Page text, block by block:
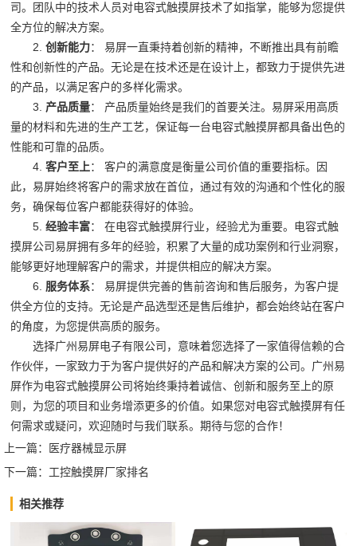
司。团队中的技术人员对电容式触摸屏技术了如指掌，能够为您提供
全方位的解决方案。
2.创新能力： 易屏一直秉持着创新的精神，不断推出具有前瞻
性和创新性的产品。无论是在技术还是在设计上，都致力于提供先进
的产品，以满足客户的多样化需求。
3. 产品质量： 产品质量始终是我们的首要关注。易屏采用高质
量的材料和先进的生产工艺，保证每一台电容式触摸屏都具备出色的
性能和可靠的品质。
4.客户至上： 客户的满意度是衡量公司价值的重要指标。因
此，易屏始终将客户的需求放在首位，通过有效的沟通和个性化的服
务，确保每位客户都能获得好的体验。
5.经验丰富： 在电容式触摸屏行业，经验尤为重要。电容式触
摸屏公司易屏拥有多年的经验，积累了大量的成功案例和行业洞察，
能够更好地理解客户的需求，并提供相应的解决方案。
6. 服务体系： 易屏提供完善的售前咨询和售后服务，为客户提
供全方位的支持。无论是产品选型还是售后维护，都会始终站在客户
的角度，为您提供高质的服务。
选择广州易屏电子有限公司，意味着您选择了一家值得信赖的合
作伙伴，一家致力于为客户提供好的产品和解决方案的公司。广州易
屏作为电容式触摸屏公司将始终秉持着诚信、创新和服务至上的原
则，为您的项目和业务增添更多的价值。如果您对电容式触摸屏有任
何需求或疑问，欢迎随时与我们联系。期待与您的合作！‍
上一篇：
医疗器械显示屏
下一篇： 工控触摸屏厂家排名
相关推荐